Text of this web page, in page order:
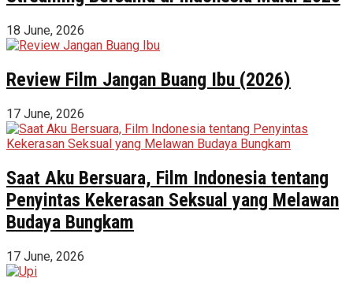
18 June, 2026
Review Film Jangan Buang Ibu (2026)
17 June, 2026
Saat Aku Bersuara, Film Indonesia tentang
Penyintas Kekerasan Seksual yang Melawan
Budaya Bungkam
17 June, 2026